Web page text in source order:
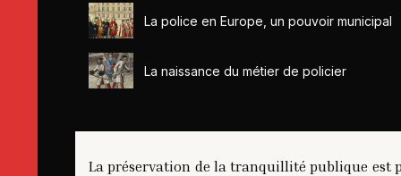
La police en Europe, un pouvoir municipal
La naissance du métier de policier
La préservation de la tranquillité publique est